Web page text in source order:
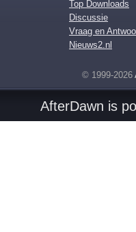
Top Downloads
Discussie
Vraag en
Nieuws2.nl
© 1999-2026
AfterDawn is